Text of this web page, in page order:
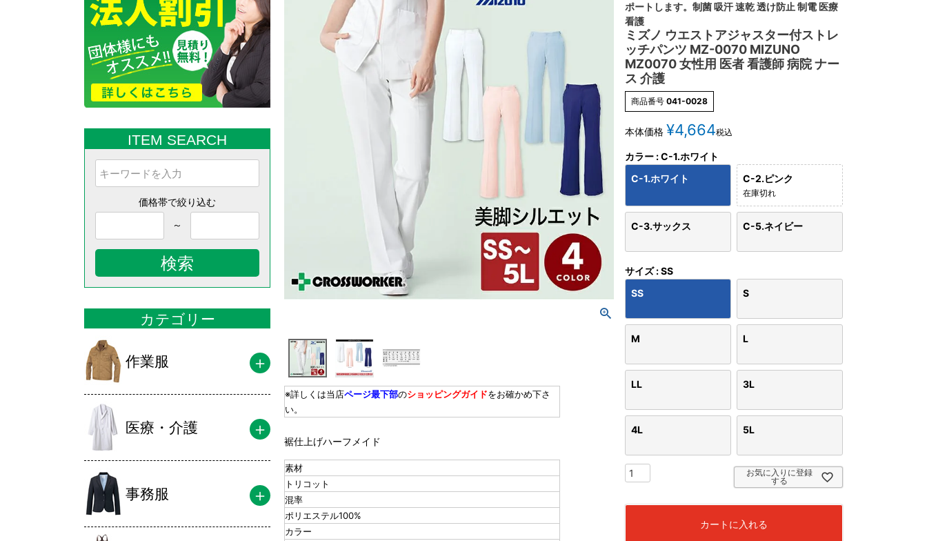
ITEM SEARCH
価格帯で絞り込む
～
検索
カテゴリー
作業服
医療・介護
事務服
※詳しくは当店ページ最下部のショッピングガイドをお確かめ下さ
い。
裾仕上げハーフメイド
素材
トリコット
混率
ポリエステル100%
カラー
ポートします。制菌 吸汗 速乾 透け防止 制電 医療
看護
ミズノ ウエストアジャスター付ストレ
ッチパンツ MZ-0070 MIZUNO
MZ0070 女性用 医者 看護師 病院 ナー
ス 介護
商品番号 041-0028
本体価格 ¥4,664税込
カラー C-1.ホワイト
C-1.ホワイト
C-2.ピンク
在庫切れ
C-3.サックス C-5.ネイビー
サイズ SS
SS
S
M L
LL 3L
4L 5L
お気に入りに登録
する
カートに入れる